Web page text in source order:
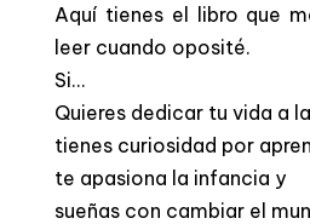
Aquí tienes el libro que
leer cuando oposité.
Si…
Quieres dedicar tu vida a
tienes curiosidad por
te apasiona la infancia y
sueñas con cambiar el